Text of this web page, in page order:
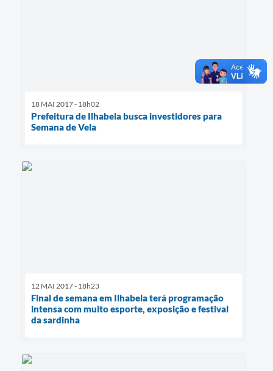
18 MAI 2017 - 18h02
Prefeitura de Ilhabela busca investidores para
Semana de Vela
12 MAI 2017 - 18h23
Final de semana em Ilhabela terá programação
intensa com muito esporte, exposição e festival
da sardinha